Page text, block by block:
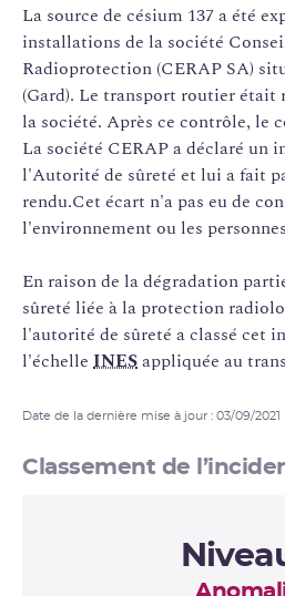
La source de césium 137 a été
installations de la société
Radioprotection (CERAP SA)
(Gard). Le transport routier était
la société. Après ce contrôle, le
La société CERAP a déclaré un
l'Autorité de sûreté et lui a fait
rendu.Cet écart n'a pas eu de
l'environnement ou les
En raison de la dégradation
sûreté liée à la protection
l'autorité de sûreté a classé cet
l'échelle INESappliquée au
Date de la dernière mise à jour : 03/09/2021
Classement de